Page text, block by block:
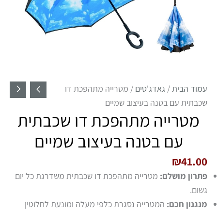
עמוד הבית/ גאדג'טים / מטרייה מתהפכת דו
שכבתית עם בטנה בעיצוב שמיים
מטרייה מתהפכת דו שכבתית
עם בטנה בעיצוב שמיים
₪41.00
פתרון מושלם: מטרייה מתהפכת דו שכבתית משדרגת כל יום
גשום.
מנגנון חכם: המטרייה נסגרת כלפי מעלה ומונעת לחלוטין